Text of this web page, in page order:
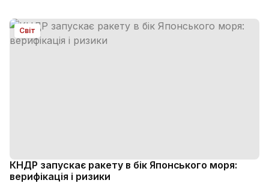
Світ
КНДР запускає ракету в бік Японського моря:
верифікація і ризики